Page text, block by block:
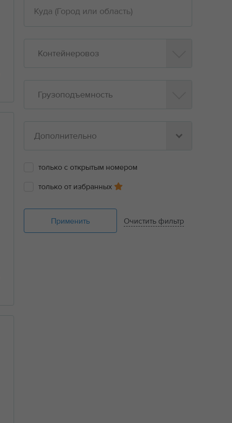
Контейнеровоз
Грузоподъемность
Дополнительно
только с открытым номером
только от избранных
Применить Очистить фильтр